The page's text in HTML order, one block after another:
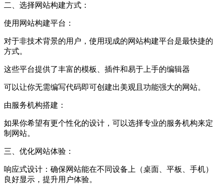
二、选择网站构建方式：
使用网站构建平台：
对于非技术背景的用户，使用现成的网站构建平台是最快捷的
方式。
这些平台提供了丰富的模板、插件和易于上手的编辑器
可以让你无需编写代码即可创建出美观且功能强大的网站。
由服务机构搭建：
如果你希望有更个性化的设计，可以选择专业的服务机构来定
制网站。
三、优化网站体验：
响应式设计：确保网站能在不同设备上（桌面、平板、手机）
良好显示，提升用户体验。